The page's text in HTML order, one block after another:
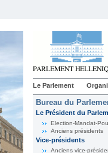
Le Parlement
Bureau du
Le Président du
Election-Mandat-
Anciens présidents
Vice-présidents
Anciens vice-